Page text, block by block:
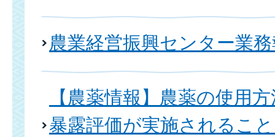
農業経営振興センター業
【農薬情報】農薬の使用
暴露評価が実施されるこ